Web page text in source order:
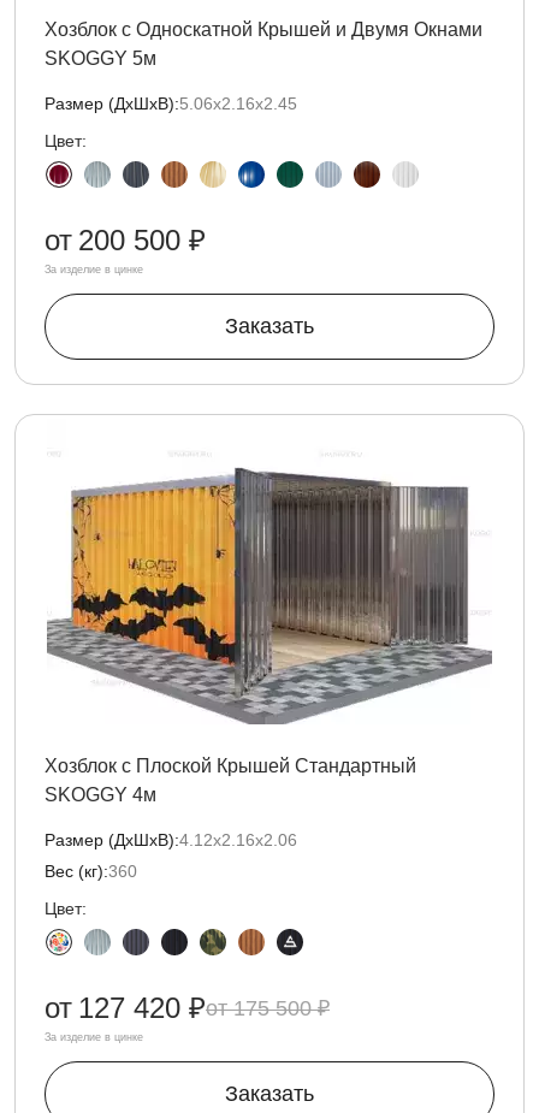
Хозблок с Односкатной Крышей и Двумя Окнами
SKOGGY 5м
Размер (ДxШxВ):5.06х2.16х2.45
Цвет:
от 200 500 ₽
За изделие в цинке
Заказать
Хозблок с Плоской Крышей Стандартный
SKOGGY 4м
Размер (ДxШxВ):4.12х2.16х2.06
Вес (кг):360
Цвет:
175 500 ₽
от 127 420 ₽
За изделие в цинке
Заказать